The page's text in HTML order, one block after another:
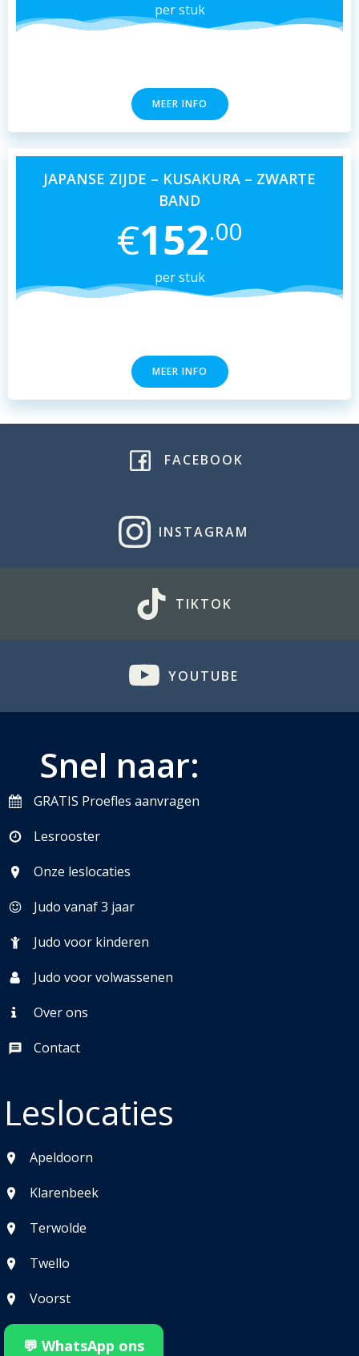
per stuk
MEER INFO
JAPANSE ZIJDE – KUSAKURA – ZWARTE
BAND
€152.00
per stuk
MEER INFO
FACEBOOK
INSTAGRAM
TIKTOK
YOUTUBE
Snel naar:
GRATIS Proefles aanvragen
Lesrooster
Onze leslocaties
Judo vanaf 3 jaar
Judo voor kinderen
Judo voor volwassenen
Over ons
Contact
Leslocaties
Apeldoorn
Klarenbeek
Terwolde
Twello
Voorst
💬 WhatsApp ons